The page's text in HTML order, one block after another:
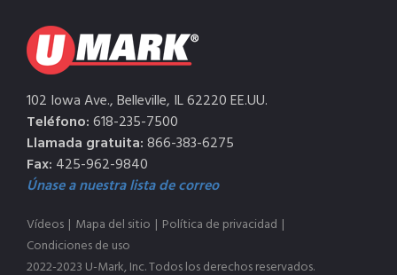
102 Iowa Ave., Belleville, IL 62220 EE.UU.
Teléfono:618-235-7500
Llamada gratuita:866-383-6275
Fax: 425-962-9840
Únase a nuestra lista de correo
Vídeos | Mapa del sitio | Política de privacidad |
Condiciones de uso
2022-2023 U-Mark, Inc. Todos los derechos reservados.